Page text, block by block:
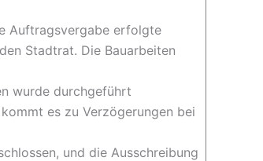
Auftragsvergabe erfolgte
Stadtrat. Die Bauarbeiten
wurde durchgeführt
es zu Verzögerungen bei
und die Ausschreibung